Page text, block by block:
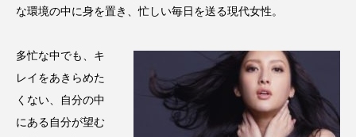
インナービューティーアワード2025受賞商品
ウェルビーイング エイジングケア
エクソソーム オーガニック オゾン
な環境の中に身を置き、忙しい毎日を送る現代女性。
多忙な中でも、キ
レイをあきらめた
くない、自分の中
にある自分が望む